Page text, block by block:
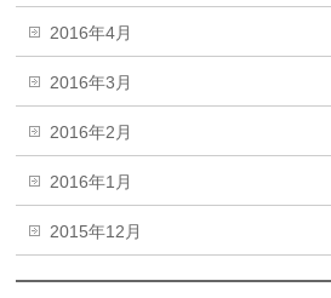
2016年4月
2016年3月
2016年2月
2016年1月
2015年12月